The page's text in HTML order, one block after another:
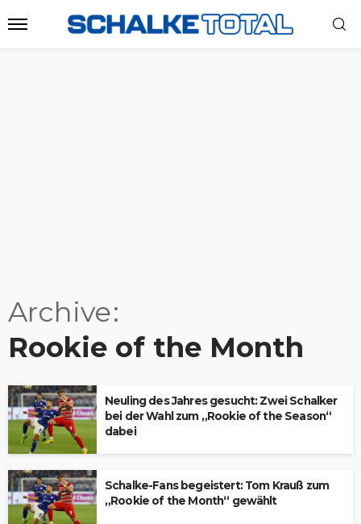
Archive
Rookie of the Month
Neuling des Jahres gesucht: Zwei Schalker
bei der Wahl zum „Rookie of the Season“
dabei
Schalke-Fans begeistert: Tom Krauß zum
„Rookie of the Month“ gewählt